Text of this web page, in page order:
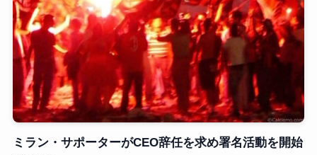
ミラン・サポーターがCEO辞任を求め署名活動を開始